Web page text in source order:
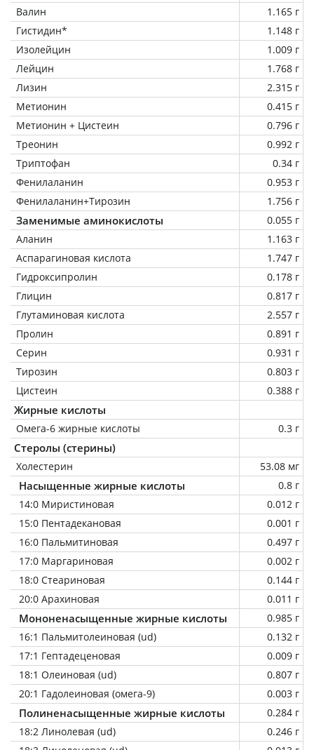
Валин
1.165 г
Гистидин*
1.148 г
Изолейцин
1.009 г
Лейцин
1.768 г
Лизин
2.315 г
Метионин
0.415 г
Метионин + Цистеин
0.796 г
Треонин
0.992 г
Триптофан
0.34 г
Фенилаланин
0.953 г
Фенилаланин+Тирозин
1.756 г
Заменимые аминокислоты
0.055 г
Аланин
1.163 г
Аспарагиновая кислота
1.747 г
Гидроксипролин
0.178 г
Глицин
0.817 г
Глутаминовая кислота
2.557 г
Пролин
0.891 г
Серин
0.931 г
Тирозин
0.803 г
Цистеин
0.388 г
Жирные кислоты
Омега-6 жирные кислоты 0.3 г
Стеролы (стерины)
Холестерин 53.08 мг
Насыщенные жирные кислоты
0.8 г
14:0 Миристиновая
0.012 г
15:0 Пентадекановая
0.001 г
16:0 Пальмитиновая
0.497 г
17:0 Маргариновая
0.002 г
18:0 Стеариновая
0.144 г
20:0 Арахиновая
0.011 г
Мононенасыщенные жирные кислоты
0.985 г
16:1 Пальмитолеиновая (ud)
0.132 г
17:1 Гептадеценовая
0.009 г
18:1 Олеиновая (ud)
0.807 г
20:1 Гадолеиновая (омега-9)
0.003 г
Полиненасыщенные жирные кислоты
0.284 г
18:2 Линолевая (ud)
0.246 г